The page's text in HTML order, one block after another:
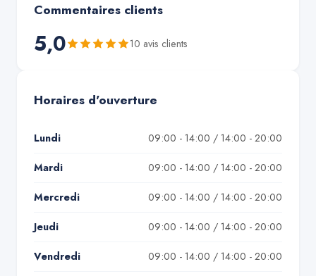
Commentaires clients
5,0 10 avis clients
Horaires d'ouverture
Lundi 09:00 - 14:00 / 14:00 - 20:00
Mardi 09:00 - 14:00 / 14:00 - 20:00
Mercredi 09:00 - 14:00 / 14:00 - 20:00
Jeudi 09:00 - 14:00 / 14:00 - 20:00
Vendredi 09:00 - 14:00 / 14:00 - 20:00